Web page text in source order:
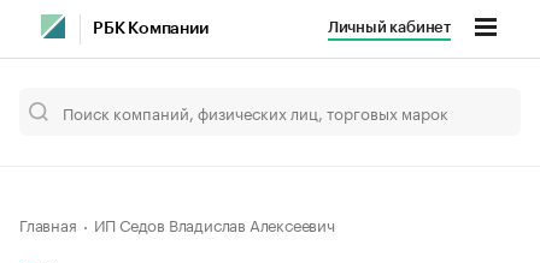
РБК Компании Личный кабинет
Главная ИП Седов Владислав Алексеевич